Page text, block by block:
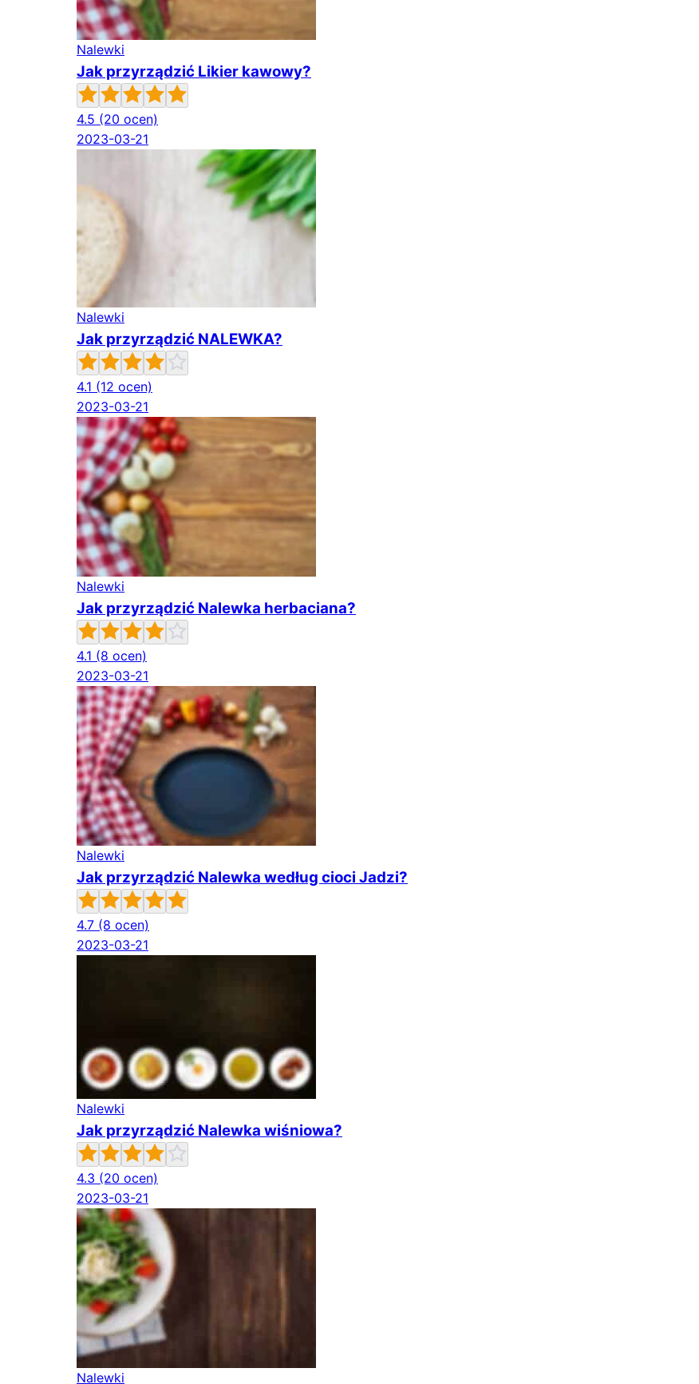
Nalewki
Jak przyrządzić Likier kawowy?
4.5 (20 ocen)
2023-03-21
Nalewki
Jak przyrządzić NALEWKA?
4.1 (12 ocen)
2023-03-21
Nalewki
Jak przyrządzić Nalewka herbaciana?
4.1 (8 ocen)
2023-03-21
Nalewki
Jak przyrządzić Nalewka według cioci Jadzi?
4.7 (8 ocen)
2023-03-21
Nalewki
Jak przyrządzić Nalewka wiśniowa?
4.3 (20 ocen)
2023-03-21
Nalewki